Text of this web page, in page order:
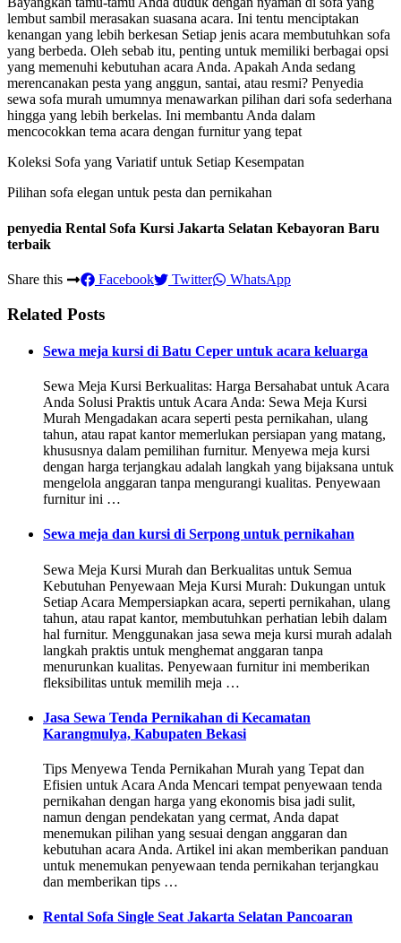
lembut sambil merasakan suasana acara. Ini tentu menciptakan
kenangan yang lebih berkesan Setiap jenis acara membutuhkan sofa
yang berbeda. Oleh sebab itu, penting untuk memiliki berbagai opsi
yang memenuhi kebutuhan acara Anda. Apakah Anda sedang
merencanakan pesta yang anggun, santai, atau resmi? Penyedia
sewa sofa murah umumnya menawarkan pilihan dari sofa sederhana
hingga yang lebih berkelas. Ini membantu Anda dalam
mencocokkan tema acara dengan furnitur yang tepat
Koleksi Sofa yang Variatif untuk Setiap Kesempatan
Pilihan sofa elegan untuk pesta dan pernikahan
penyedia Rental Sofa Kursi Jakarta Selatan Kebayoran Baru
terbaik
Share this Facebook Twitter WhatsApp
Related Posts
Sewa meja kursi di Batu Ceper untuk acara keluarga
Sewa Meja Kursi Berkualitas: Harga Bersahabat untuk Acara
Anda Solusi Praktis untuk Acara Anda: Sewa Meja Kursi
Murah Mengadakan acara seperti pesta pernikahan, ulang
tahun, atau rapat kantor memerlukan persiapan yang matang,
khususnya dalam pemilihan furnitur. Menyewa meja kursi
dengan harga terjangkau adalah langkah yang bijaksana untuk
mengelola anggaran tanpa mengurangi kualitas. Penyewaan
furnitur ini …
Sewa meja dan kursi di Serpong untuk pernikahan
Sewa Meja Kursi Murah dan Berkualitas untuk Semua
Kebutuhan Penyewaan Meja Kursi Murah: Dukungan untuk
Setiap Acara Mempersiapkan acara, seperti pernikahan, ulang
tahun, atau rapat kantor, membutuhkan perhatian lebih dalam
hal furnitur. Menggunakan jasa sewa meja kursi murah adalah
langkah praktis untuk menghemat anggaran tanpa
menurunkan kualitas. Penyewaan furnitur ini memberikan
fleksibilitas untuk memilih meja …
Jasa Sewa Tenda Pernikahan di Kecamatan
Karangmulya, Kabupaten Bekasi
Tips Menyewa Tenda Pernikahan Murah yang Tepat dan
Efisien untuk Acara Anda Mencari tempat penyewaan tenda
pernikahan dengan harga yang ekonomis bisa jadi sulit,
namun dengan pendekatan yang cermat, Anda dapat
menemukan pilihan yang sesuai dengan anggaran dan
kebutuhan acara Anda. Artikel ini akan memberikan panduan
untuk menemukan penyewaan tenda pernikahan terjangkau
dan memberikan tips …
Rental Sofa Single Seat Jakarta Selatan Pancoaran